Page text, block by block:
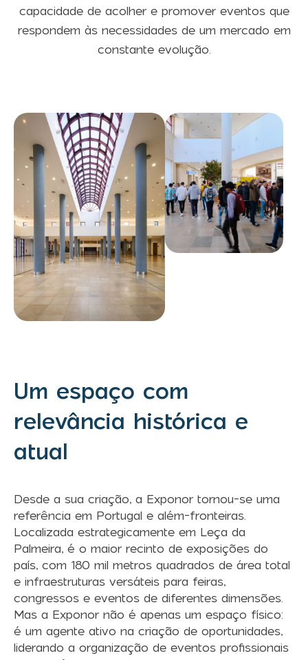
capacidade de acolher e promover eventos que
respondem às necessidades de um mercado em
constante evolução.
Um espaço com
relevância histórica e
atual
Desde a sua criação, a Exponor tornou-se uma
referência em Portugal e além-fronteiras.
Localizada estrategicamente em Leça da
Palmeira, é o maior recinto de exposições do
país, com 180 mil metros quadrados de área total
e infraestruturas versáteis para feiras,
congressos e eventos de diferentes dimensões.
Mas a Exponor não é apenas um espaço físico:
é um agente ativo na criação de oportunidades,
liderando a organização de eventos profissionais